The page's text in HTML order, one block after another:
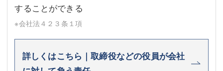
することができる
※会社法４２３条１項
詳しくはこちら｜取締役などの役員が会社